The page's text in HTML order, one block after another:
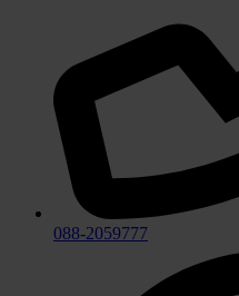
088-2059777